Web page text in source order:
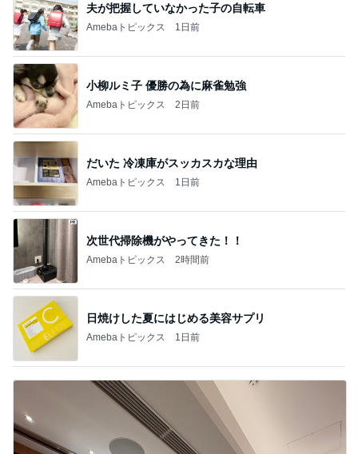
夫が把握していなかった子の自転車
Amebaトピックス 1日前
小柳ルミ子 優勝の為に麻雀勉強
Amebaトピックス 2日前
だいた 冷凍庫がスッカスカな理由
Amebaトピックス 1日前
次世代掃除機がやってきた！！
Amebaトピックス 2時間前
日焼けした夏にはじめる美容サプリ
Amebaトピックス 1日前